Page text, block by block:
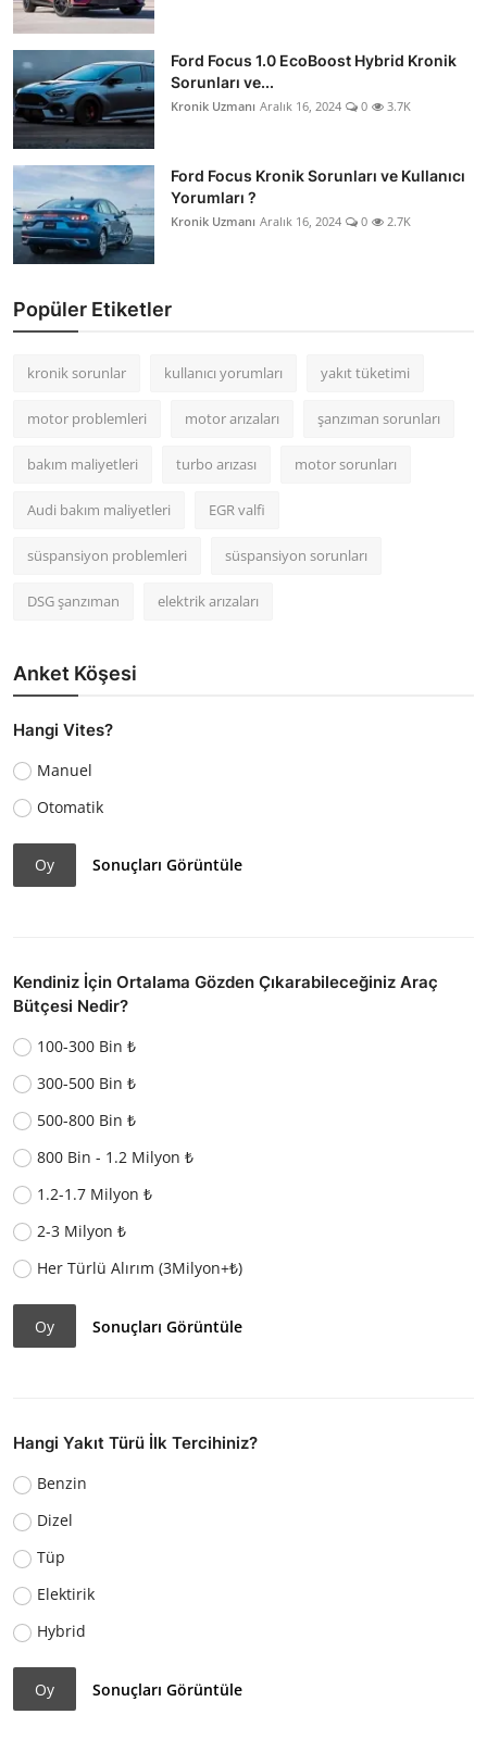
Ford Focus 1.0 EcoBoost Hybrid Kronik
Sorunları ve...
Kronik Uzmanı Aralık 16, 2024 0 3.7K
Ford Focus Kronik Sorunları ve Kullanıcı
Yorumları ?
Kronik Uzmanı Aralık 16, 2024 0 2.7K
Popüler Etiketler
kronik sorunlar kullanıcı yorumları yakıt tüketimi
motor problemleri motor arızaları şanzıman sorunları
bakım maliyetleri turbo arızası motor sorunları
Audi bakım maliyetleri EGR valfi
süspansiyon problemleri süspansiyon sorunları
DSG şanzıman elektrik arızaları
Anket Köşesi
Hangi Vites?
Manuel
Otomatik
Oy Sonuçları Görüntüle
Kendiniz İçin Ortalama Gözden Çıkarabileceğiniz Araç
Bütçesi Nedir?
100-300 Bin ₺
300-500 Bin ₺
500-800 Bin ₺
800 Bin - 1.2 Milyon ₺
1.2-1.7 Milyon ₺
2-3 Milyon ₺
Her Türlü Alırım (3Milyon+₺)
Oy Sonuçları Görüntüle
Hangi Yakıt Türü İlk Tercihiniz?
Benzin
Dizel
Tüp
Elektirik
Hybrid
Oy Sonuçları Görüntüle